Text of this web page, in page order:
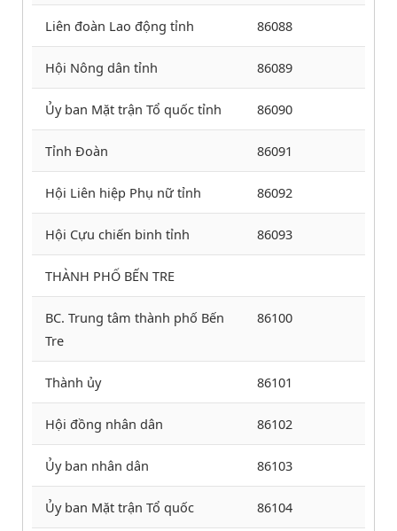
Liên đoàn Lao động tỉnh 86088
Hội Nông dân tỉnh 86089
Ủy ban Mặt trận Tổ quốc tỉnh 86090
Tỉnh Đoàn 86091
Hội Liên hiệp Phụ nữ tỉnh 86092
Hội Cựu chiến binh tỉnh 86093
THÀNH PHỐ BẾN TRE
BC. Trung tâm thành phố Bến
Tre
86100
Thành ủy 86101
Hội đồng nhân dân 86102
Ủy ban nhân dân 86103
Ủy ban Mặt trận Tổ quốc 86104